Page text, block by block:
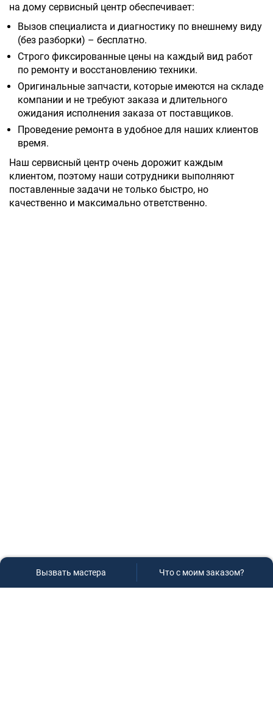
на дому сервисный центр обеспечивает:
Вызов специалиста и диагностику по внешнему виду
(без разборки) – бесплатно.
Строго фиксированные цены на каждый вид работ
по ремонту и восстановлению техники.
Оригинальные запчасти, которые имеются на складе
компании и не требуют заказа и длительного
ожидания исполнения заказа от поставщиков.
Проведение ремонта в удобное для наших клиентов
время.
Наш сервисный центр очень дорожит каждым
клиентом, поэтому наши сотрудники выполняют
поставленные задачи не только быстро, но
качественно и максимально ответственно.
Вызвать мастера Что с моим заказом?